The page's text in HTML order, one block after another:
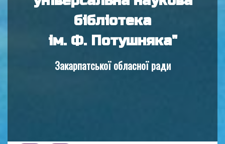
бібліотека
ім. Ф. Потушняка"
Закарпатської обласної ради